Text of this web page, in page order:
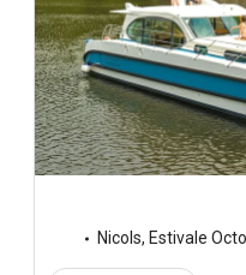
Nicols, Estivale Octo